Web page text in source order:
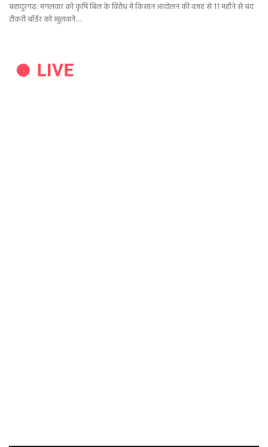
बहादुरगढ़: मंगलवार को कृषि बिल के विरोध में किसान आंदोलन की वजह से 11 महीने से बंद
टीकरी बॉर्डर को खुलवाने…